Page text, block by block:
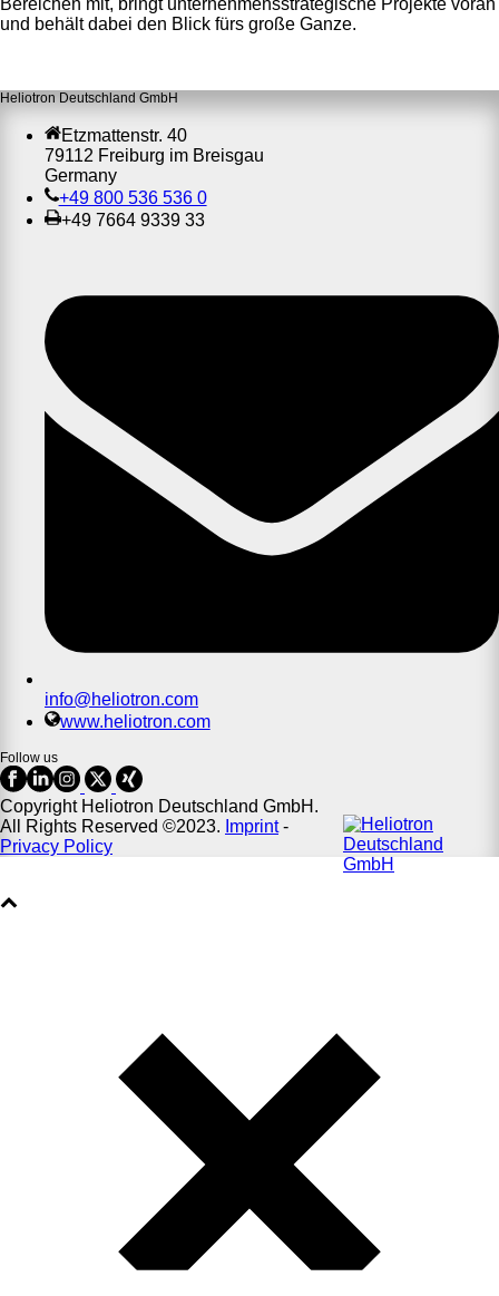
Bereichen mit, bringt unternehmensstrategische Projekte voran
und behält dabei den Blick fürs große Ganze.
Heliotron Deutschland GmbH
Etzmattenstr. 40
79112 Freiburg im Breisgau
Germany
+49 800 536 536 0
+49 7664 9339 33
info@heliotron.com
www.heliotron.com
Follow us
Copyright Heliotron Deutschland GmbH.
All Rights Reserved ©2023. Imprint-
Privacy Policy